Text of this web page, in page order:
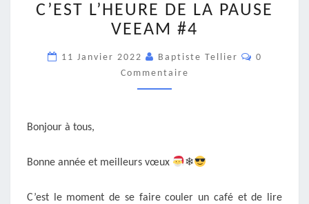
L’HEURE
DE
PAUSE
VEEAM
C’EST L’HEURE DE LA PAUSE
VEEAM #4
11 Janvier 2022 Baptiste Tellier
0
Commentaire
Bonjour à tous,
Bonne année et meilleurs vœux ❄
C’est le moment de se faire couler un café et de lire